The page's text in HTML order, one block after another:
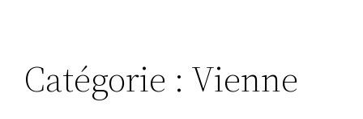
Catégorie : Vienne